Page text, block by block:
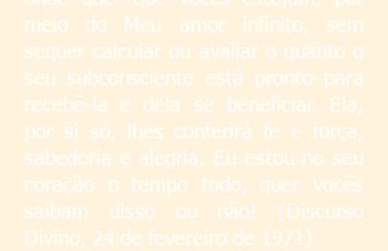
meio do Meu amor infinito, sem
sequer calcular ou avaliar o quanto o
seu subconsciente está pronto para
recebê-la e dela se beneficiar. Ela,
por si só, lhes conferirá fé e força,
sabedoria e alegria. Eu estou no seu
coração o tempo todo, quer vocês
saibam disso ou não! (Discurso
Divino, 24 de fevereiro de 1971)